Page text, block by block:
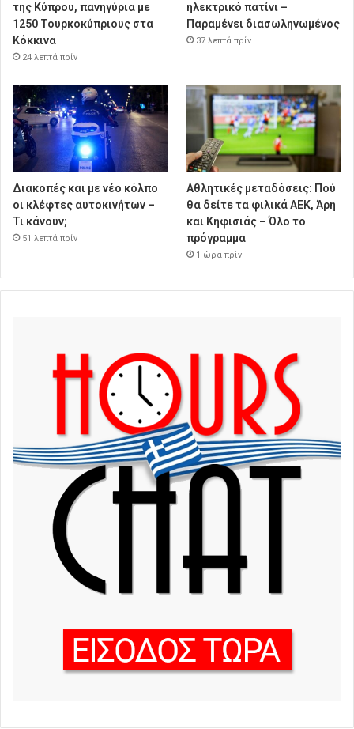
της Κύπρου, πανηγύρια με
1250 Τουρκοκύπριους στα
Κόκκινα
24 λεπτά πρίν
ηλεκτρικό πατίνι –
Παραμένει διασωληνωμένος
37 λεπτά πρίν
Διακοπές και με νέο κόλπο
οι κλέφτες αυτοκινήτων –
Τι κάνουν;
51 λεπτά πρίν
Αθλητικές μεταδόσεις: Πού
θα δείτε τα φιλικά ΑΕΚ, Άρη
και Κηφισιάς – Όλο το
πρόγραμμα
1 ώρα πρίν